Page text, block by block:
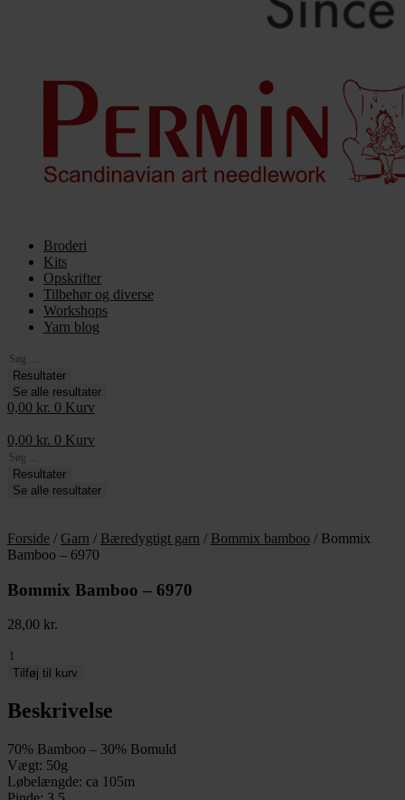
Broderi
Kits
Opskrifter
Tilbehør og diverse
Workshops
Yarn blog
Search
...Resultater
Se alle resultater
0,00 kr. 0 Kurv
0,00 kr. 0 Kurv
Search
...Resultater
Se alle resultater
Forside / Garn / Bæredygtigt garn / Bommix bamboo / Bommix
Bamboo – 6970
Bommix Bamboo – 6970
28,00 kr.
Bommix
Bamboo
6970
antal
Tilføj til kurv
Beskrivelse
70% Bamboo – 30% Bomuld
Vægt: 50g
Løbelængde: ca 105m